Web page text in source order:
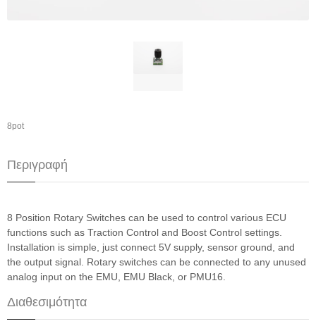
8pot
Περιγραφή
8 Position Rotary Switches can be used to control various ECU
functions such as Traction Control and Boost Control settings.
Installation is simple, just connect 5V supply, sensor ground, and
the output signal. Rotary switches can be connected to any unused
analog input on the EMU, EMU Black, or PMU16.
Διαθεσιμότητα